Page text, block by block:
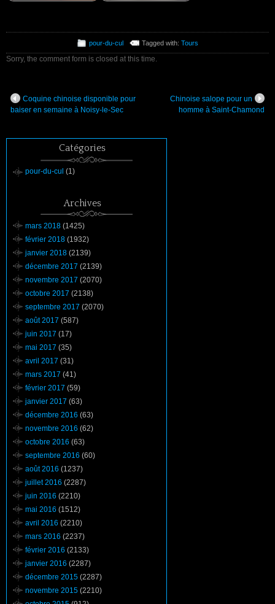
pour-du-cul Tagged with:Tours
Sorry, the comment form is closed at this time.
Coquine chinoise disponible pour
baiser en semaine à Noisy-le-Sec
Chinoise salope pour un
homme à Saint-Chamond
Catégories
pour-du-cul (1)
Archives
mars 2018 (1425)
février 2018 (1932)
janvier 2018 (2139)
décembre 2017 (2139)
novembre 2017 (2070)
octobre 2017 (2138)
septembre 2017 (2070)
août 2017 (587)
juin 2017 (17)
mai 2017 (35)
avril 2017 (31)
mars 2017 (41)
février 2017 (59)
janvier 2017 (63)
décembre 2016 (63)
novembre 2016 (62)
octobre 2016 (63)
septembre 2016 (60)
août 2016 (1237)
juillet 2016 (2287)
juin 2016 (2210)
mai 2016 (1512)
avril 2016 (2210)
mars 2016 (2237)
février 2016 (2133)
janvier 2016 (2287)
décembre 2015 (2287)
novembre 2015 (2210)